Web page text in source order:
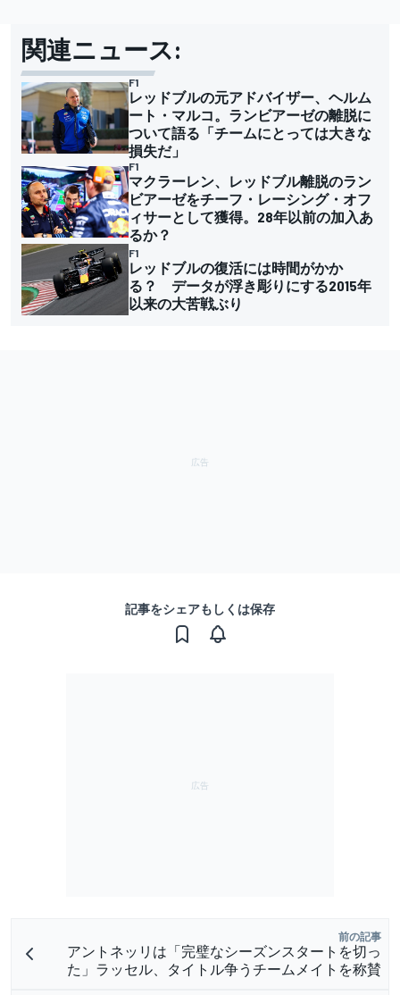
関連ニュース:
F1
レッドブルの元アドバイザー、ヘルム
ート・マルコ。ランビアーゼの離脱に
ついて語る「チームにとっては大きな
損失だ」
F1
マクラーレン、レッドブル離脱のラン
ビアーゼをチーフ・レーシング・オフ
ィサーとして獲得。28年以前の加入あ
るか？
F1
レッドブルの復活には時間がかか
る？ データが浮き彫りにする2015年
以来の大苦戦ぶり
記事をシェアもしくは保存
前の記事
アントネッリは「完璧なシーズンスタートを切っ
た」ラッセル、タイトル争うチームメイトを称賛